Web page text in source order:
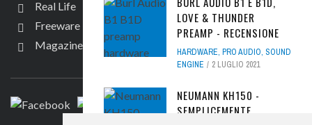
LOVE & THUNDER
PREAMP - RECENSIONE
HARDWARE, PRO AUDIO, SOUND
ENGINE
2 LUGLIO 2021
NEUMANN KH150 -
SEMPLICEMENTE
Real Life
Freeware
Magazine
SEGUICI